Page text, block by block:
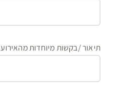
תיאור /בקשות מיוחדות מהאירוע